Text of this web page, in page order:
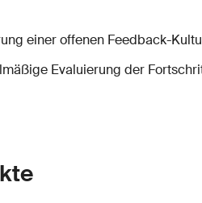
einer offenen Feedback-
Evaluierung der